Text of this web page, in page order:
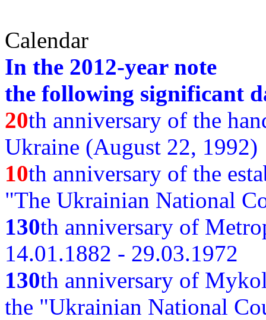
Calendar
In the 2012-year note
the following significant
20th anniversary of the
Ukraine (August 22, 1992)
10th anniversary of the
"The Ukrainian National
130th anniversary of
14.01.1882 - 29.03.1972
130th anniversary of
the "Ukrainian National